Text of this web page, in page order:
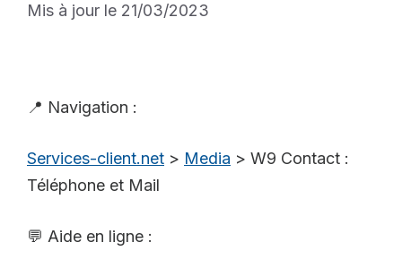
Mis à jour le 21/03/2023
📍 Navigation :
Services-client.net > Media > W9 Contact :
Téléphone et Mail
💬 Aide en ligne :